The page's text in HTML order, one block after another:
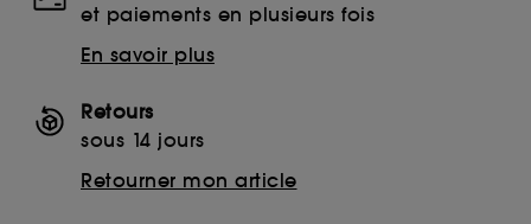
et paiements en plusieurs fois
En savoir plus
Retours
sous 14 jours
Retourner mon article